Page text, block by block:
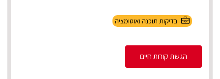
בדיקות תוכנה ואוטומציה
הגשת קורות חיים